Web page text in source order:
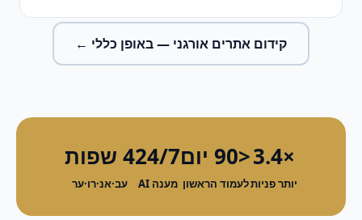
קידום אתרים אורגני — באופן כללי ←
×3.4
יותר פניות
<90 יום
לעמוד הראשון
24/7
מענה AI
4 שפות
עב·אנ·רו·ער